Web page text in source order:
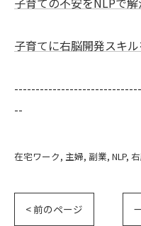
子育てに右脳開発スキ
--
在宅ワーク 主婦 副業 NLP
< 前のページ